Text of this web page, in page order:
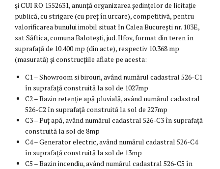
și CUI RO 1552631, anunță organizarea ședințelor de licitație
publică, cu strigare (cu preț în urcare), competitivă, pentru
valorificarea bunului imobil situat în Calea București nr. 103E,
sat Săftica, comuna Balotești, jud. Ilfov, format din teren în
suprafață de 10.400 mp (din acte), respectiv 10.368 mp
(masurată) și construcțiile aflate pe acesta:
C1 – Showroom si birouri, având numărul cadastral 526-C1
în suprafață construită la sol de 1027mp
C2 – Bazin retenție apă pluvială, având numărul cadastral
526-C2 în suprafață construită la sol de 227mp
C3 – Puț apă, având numărul cadastral 526-C3 în suprafață
construită la sol de 8mp
C4 – Generator electric, având numărul cadastral 526-C4
în suprafață construită la sol de 13mp
C5 – Bazin incendiu, având numărul cadastral 526-C5 în